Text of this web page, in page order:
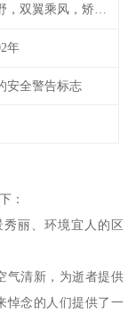
年
安全警告标志
：
丽、环境宜人的区
气清新，为逝者提供
悼念的人们提供了一